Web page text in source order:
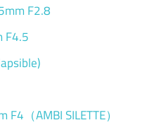
F2.8
F4.5
F4（AMBI SILETTE）